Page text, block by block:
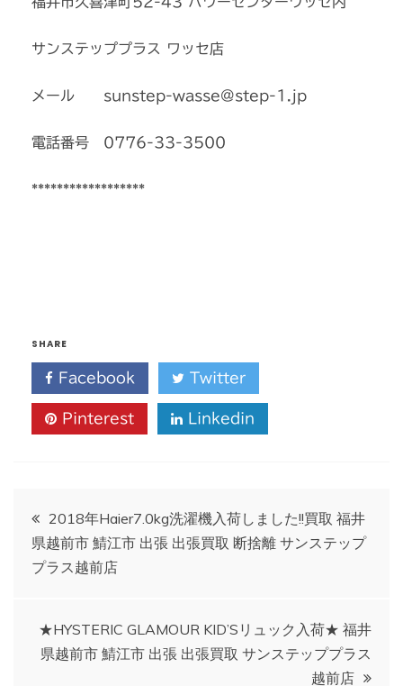
サンステッププラス ワッセ店
メール sunstep-wasse@step-1.jp
電話番号 0776-33-3500
******************
SHARE
Facebook Twitter
Pinterest Linkedin
投
稿
ビ
2018年Haier7.0kg洗濯機入荷しました!!買取 福井
県越前市 鯖江市 出張 出張買取 断捨離 サンステップ
プラス越前店
★HYSTERIC GLAMOUR KID’Sリュック入荷★ 福井
県越前市 鯖江市 出張 出張買取 サンステッププラス
越前店